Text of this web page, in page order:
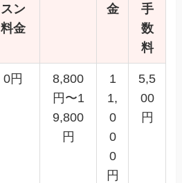
スン
料金
金
手
数
料
0円
8,800
円〜1
9,800
円
1
1,
0
0
0
円
5,5
00
円